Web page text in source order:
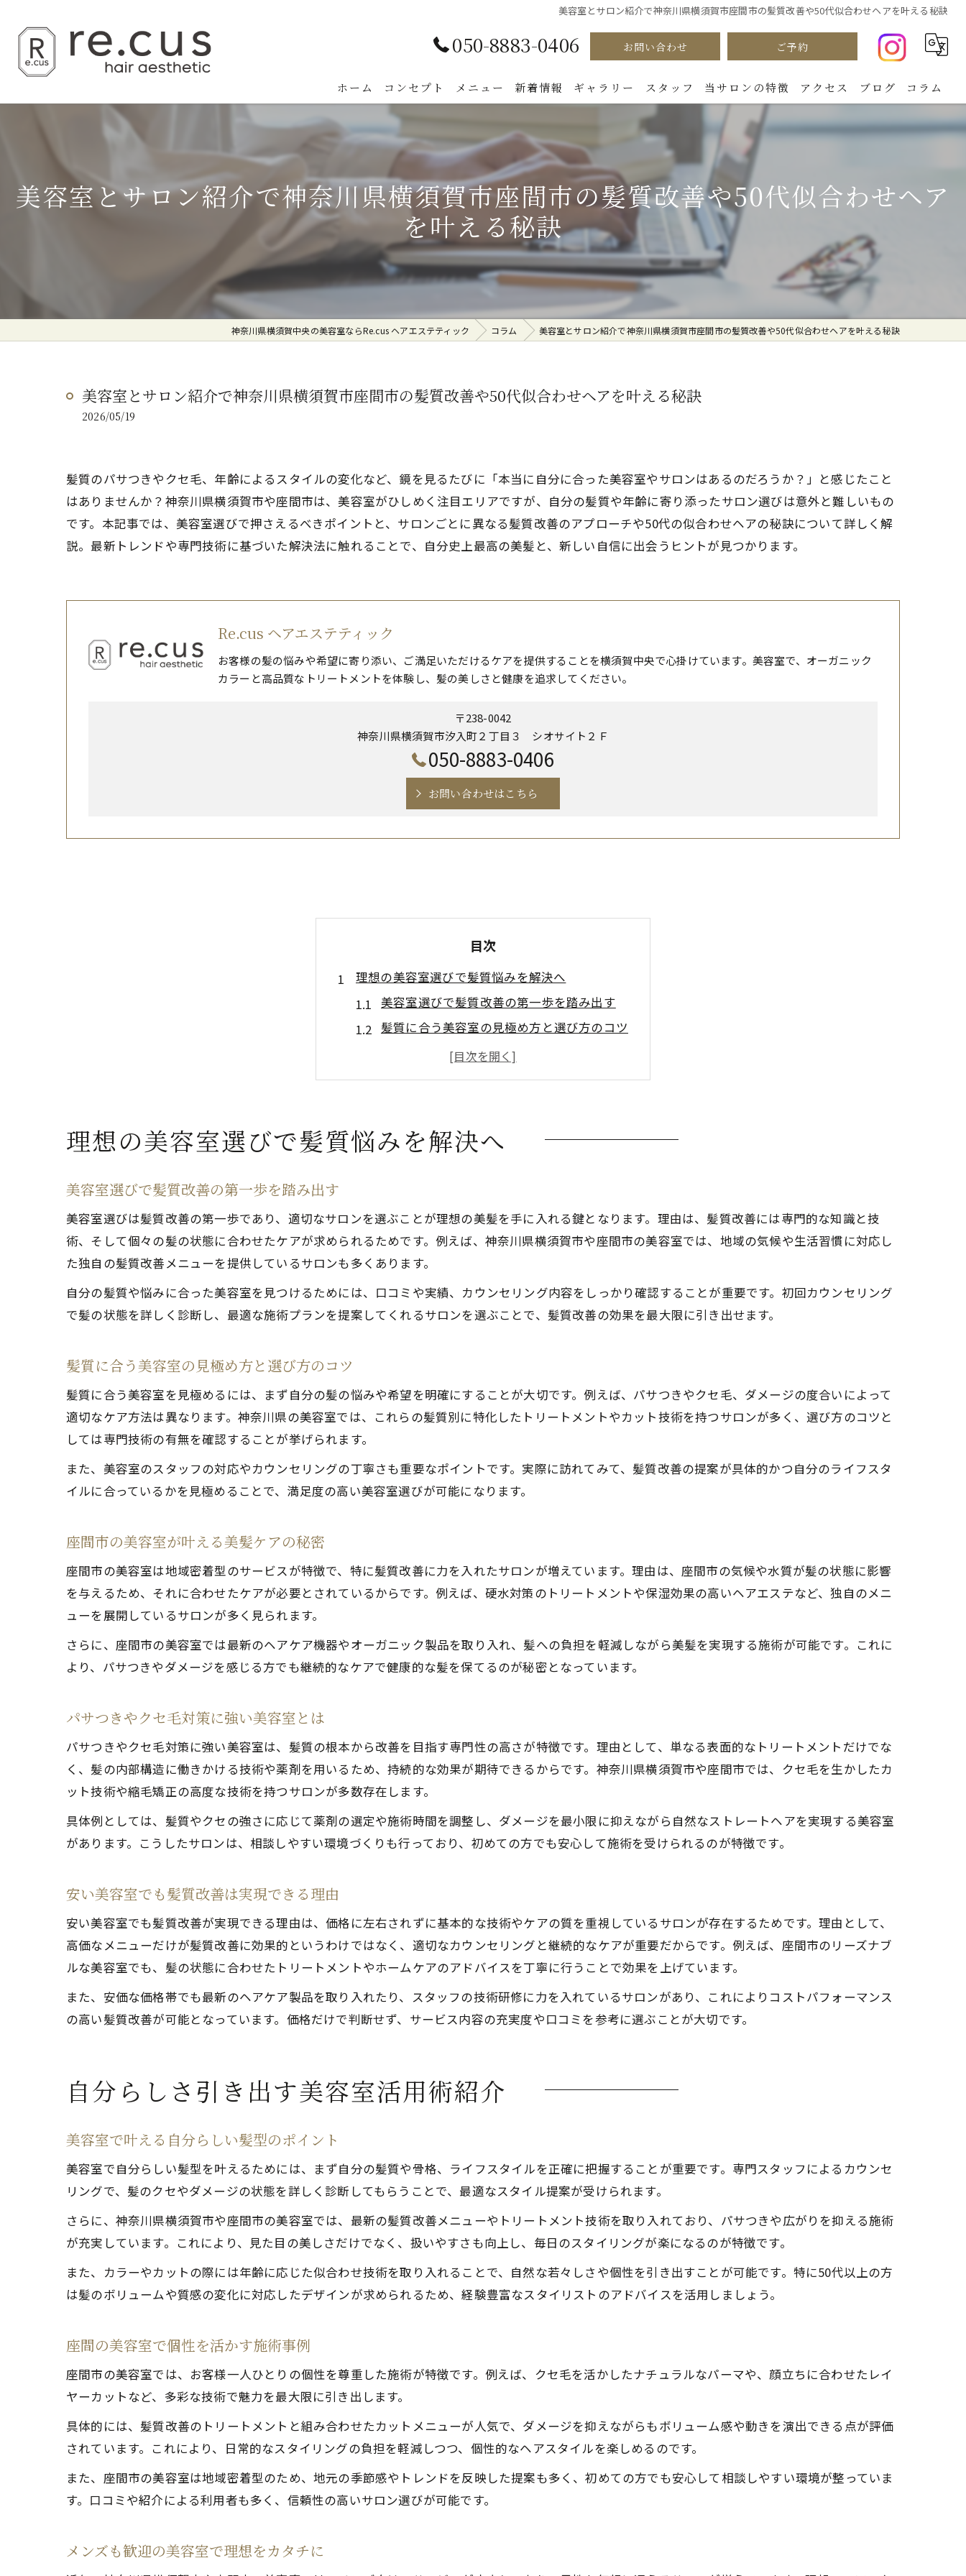
美容室とサロン紹介で神奈川県横須賀市座間市の髪質改善や50代似合わせヘアを叶える秘訣
050-8883-0406 お問い合わせ ご予約
ホーム コンセプト メニュー 新着情報 ギャラリー スタッフ 当サロンの特徴
カラー
パーマ
カット
ダメージケア
トリートメント
アクセス ブログ コラム
美容室とサロン紹介で神奈川県横須賀市座間市の髪質改善や50代似合わせヘア
を叶える秘訣
神奈川県横須賀中央の美容室ならRe.cus ヘアエステティック コラム 美容室とサロン紹介で神奈川県横須賀市座間市の髪質改善や50代似合わせヘアを叶える秘訣
美容室とサロン紹介で神奈川県横須賀市座間市の髪質改善や50代似合わせヘアを叶える秘訣
2026/05/19
髪質のパサつきやクセ毛、年齢によるスタイルの変化など、鏡を見るたびに「本当に自分に合った美容室やサロンはあるのだろうか？」と感じたこと
はありませんか？神奈川県横須賀市や座間市は、美容室がひしめく注目エリアですが、自分の髪質や年齢に寄り添ったサロン選びは意外と難しいもの
です。本記事では、美容室選びで押さえるべきポイントと、サロンごとに異なる髪質改善のアプローチや50代の似合わせヘアの秘訣について詳しく解
説。最新トレンドや専門技術に基づいた解決法に触れることで、自分史上最高の美髪と、新しい自信に出会うヒントが見つかります。
Re.cus ヘアエステティック
お客様の髪の悩みや希望に寄り添い、ご満足いただけるケアを提供することを横須賀中央で心掛けています。美容室で、オーガニック
カラーと高品質なトリートメントを体験し、髪の美しさと健康を追求してください。
〒238-0042
神奈川県横須賀市汐入町２丁目３ シオサイト２Ｆ
050-8883-0406
お問い合わせはこちら
目次
理想の美容室選びで髪質悩みを解決へ
美容室選びで髪質改善の第一歩を踏み出す
髪質に合う美容室の見極め方と選び方のコツ
座間市の美容室が叶える美髪ケアの秘密
パサつきやクセ毛対策に強い美容室とは
自分らしさ引き出す美容室活用術紹介
美容室で叶える自分らしい髪型のポイント
美容室活用で似合わせヘアを見つける方法
相武台前エリアの美容室で得られる新発見
髪質改善美容室で最新トレンドを取り入れる
美容室で体験できる髪質改善メニュー特集
50代女性にも似合う髪型へのアプローチ
座間市美容室が提案する大人女性の魅力
注目の美容室事情を座間市から深掘り
安い美容室でも満足できる理由とは
美容室で実現する美髪への近道とは何か
髪質改善に強いサロンの最新施術を紹介
座間市の美容室が教える自宅ケアのコツ
理想の美容室選びで髪質悩みを解決へ
美容室選びで髪質改善の第一歩を踏み出す
美容室選びは髪質改善の第一歩であり、適切なサロンを選ぶことが理想の美髪を手に入れる鍵となります。理由は、髪質改善には専門的な知識と技
術、そして個々の髪の状態に合わせたケアが求められるためです。例えば、神奈川県横須賀市や座間市の美容室では、地域の気候や生活習慣に対応し
た独自の髪質改善メニューを提供しているサロンも多くあります。
自分の髪質や悩みに合った美容室を見つけるためには、口コミや実績、カウンセリング内容をしっかり確認することが重要です。初回カウンセリング
で髪の状態を詳しく診断し、最適な施術プランを提案してくれるサロンを選ぶことで、髪質改善の効果を最大限に引き出せます。
髪質に合う美容室の見極め方と選び方のコツ
髪質に合う美容室を見極めるには、まず自分の髪の悩みや希望を明確にすることが大切です。例えば、パサつきやクセ毛、ダメージの度合いによって
適切なケア方法は異なります。神奈川県の美容室では、これらの髪質別に特化したトリートメントやカット技術を持つサロンが多く、選び方のコツと
しては専門技術の有無を確認することが挙げられます。
また、美容室のスタッフの対応やカウンセリングの丁寧さも重要なポイントです。実際に訪れてみて、髪質改善の提案が具体的かつ自分のライフスタ
イルに合っているかを見極めることで、満足度の高い美容室選びが可能になります。
座間市の美容室が叶える美髪ケアの秘密
座間市の美容室は地域密着型のサービスが特徴で、特に髪質改善に力を入れたサロンが増えています。理由は、座間市の気候や水質が髪の状態に影響
を与えるため、それに合わせたケアが必要とされているからです。例えば、硬水対策のトリートメントや保湿効果の高いヘアエステなど、独自のメニ
ューを展開しているサロンが多く見られます。
さらに、座間市の美容室では最新のヘアケア機器やオーガニック製品を取り入れ、髪への負担を軽減しながら美髪を実現する施術が可能です。これに
より、パサつきやダメージを感じる方でも継続的なケアで健康的な髪を保てるのが秘密となっています。
パサつきやクセ毛対策に強い美容室とは
パサつきやクセ毛対策に強い美容室は、髪質の根本から改善を目指す専門性の高さが特徴です。理由として、単なる表面的なトリートメントだけでな
く、髪の内部構造に働きかける技術や薬剤を用いるため、持続的な効果が期待できるからです。神奈川県横須賀市や座間市では、クセ毛を生かしたカ
ット技術や縮毛矯正の高度な技術を持つサロンが多数存在します。
具体例としては、髪質やクセの強さに応じて薬剤の選定や施術時間を調整し、ダメージを最小限に抑えながら自然なストレートヘアを実現する美容室
があります。こうしたサロンは、相談しやすい環境づくりも行っており、初めての方でも安心して施術を受けられるのが特徴です。
安い美容室でも髪質改善は実現できる理由
安い美容室でも髪質改善が実現できる理由は、価格に左右されずに基本的な技術やケアの質を重視しているサロンが存在するためです。理由として、
高価なメニューだけが髪質改善に効果的というわけではなく、適切なカウンセリングと継続的なケアが重要だからです。例えば、座間市のリーズナブ
ルな美容室でも、髪の状態に合わせたトリートメントやホームケアのアドバイスを丁寧に行うことで効果を上げています。
また、安価な価格帯でも最新のヘアケア製品を取り入れたり、スタッフの技術研修に力を入れているサロンがあり、これによりコストパフォーマンス
の高い髪質改善が可能となっています。価格だけで判断せず、サービス内容の充実度や口コミを参考に選ぶことが大切です。
自分らしさ引き出す美容室活用術紹介
美容室で叶える自分らしい髪型のポイント
美容室で自分らしい髪型を叶えるためには、まず自分の髪質や骨格、ライフスタイルを正確に把握することが重要です。専門スタッフによるカウンセ
リングで、髪のクセやダメージの状態を詳しく診断してもらうことで、最適なスタイル提案が受けられます。
さらに、神奈川県横須賀市や座間市の美容室では、最新の髪質改善メニューやトリートメント技術を取り入れており、パサつきや広がりを抑える施術
が充実しています。これにより、見た目の美しさだけでなく、扱いやすさも向上し、毎日のスタイリングが楽になるのが特徴です。
また、カラーやカットの際には年齢に応じた似合わせ技術を取り入れることで、自然な若々しさや個性を引き出すことが可能です。特に50代以上の方
は髪のボリュームや質感の変化に対応したデザインが求められるため、経験豊富なスタイリストのアドバイスを活用しましょう。
座間の美容室で個性を活かす施術事例
座間市の美容室では、お客様一人ひとりの個性を尊重した施術が特徴です。例えば、クセ毛を活かしたナチュラルなパーマや、顔立ちに合わせたレイ
ヤーカットなど、多彩な技術で魅力を最大限に引き出します。
具体的には、髪質改善のトリートメントと組み合わせたカットメニューが人気で、ダメージを抑えながらもボリューム感や動きを演出できる点が評価
されています。これにより、日常的なスタイリングの負担を軽減しつつ、個性的なヘアスタイルを楽しめるのです。
また、座間市の美容室は地域密着型のため、地元の季節感やトレンドを反映した提案も多く、初めての方でも安心して相談しやすい環境が整っていま
す。口コミや紹介による利用者も多く、信頼性の高いサロン選びが可能です。
メンズも歓迎の美容室で理想をカタチに